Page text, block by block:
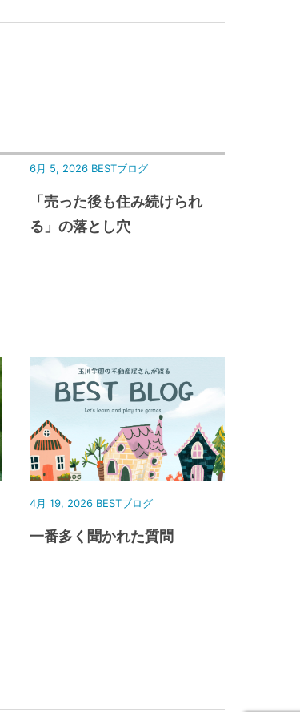
6月 5, 2026 BESTブログ
「売った後も住み続けられ
る」の落とし穴
4月 19, 2026 BESTブログ
一番多く聞かれた質問